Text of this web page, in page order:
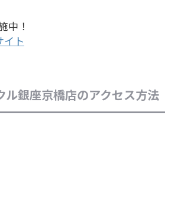
中！
イト
ル銀座京橋店のアクセス方法